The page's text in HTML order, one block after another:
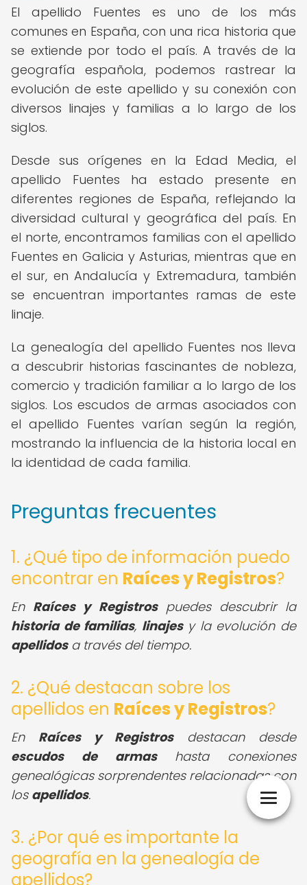
El apellido Fuentes es uno de los más
comunes en España, con una rica historia que
se extiende por todo el país. A través de la
geografía española, podemos rastrear la
evolución de este apellido y su conexión con
diversos linajes y familias a lo largo de los
siglos.
Desde sus orígenes en la Edad Media, el
apellido Fuentes ha estado presente en
diferentes regiones de España, reflejando la
diversidad cultural y geográfica del país. En
el norte, encontramos familias con el apellido
Fuentes en Galicia y Asturias, mientras que en
el sur, en Andalucía y Extremadura, también
se encuentran importantes ramas de este
linaje.
La genealogía del apellido Fuentes nos lleva
a descubrir historias fascinantes de nobleza,
comercio y tradición familiar a lo largo de los
siglos. Los escudos de armas asociados con
el apellido Fuentes varían según la región,
mostrando la influencia de la historia local en
la identidad de cada familia.
Preguntas frecuentes
1. ¿Qué tipo de información puedo
encontrar en Raíces y Registros?
En Raíces y Registrospuedes descubrir la
historia de familias, linajesy la evolución de
apellidosa través del tiempo.
2. ¿Qué destacan sobre los
apellidos en Raíces y Registros?
En Raíces y Registrosdestacan desde
escudos de armashasta conexiones
genealógicas sorprendentes relacionadas con
los apellidos.
3. ¿Por qué es importante la
geografía en la genealogía de
apellidos?